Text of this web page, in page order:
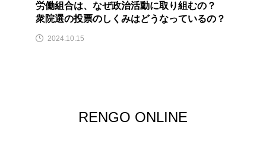
労働組合は、なぜ政治活動に取り組むの？
衆院選の投票のしくみはどうなっているの？
2024.10.15
RENGO ONLINE